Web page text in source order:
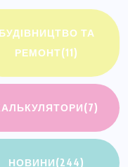
БУДІВНИЦТВО ТА
РЕМОНТ(11)
(7)
НОВИНИ(244)